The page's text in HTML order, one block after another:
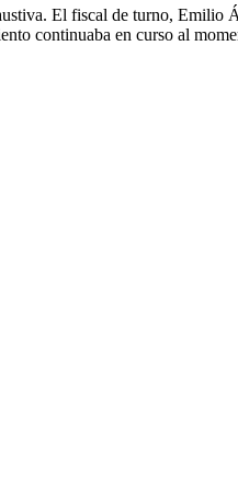
El fiscal de turno, Emilio
continuaba en curso al